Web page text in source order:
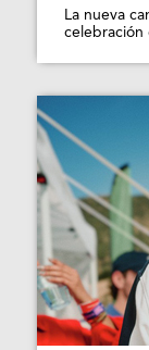
La nueva
celebración